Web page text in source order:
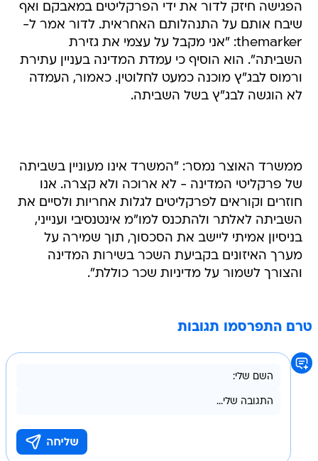
הפגישה חיזק לדור את ידי הפרקליטים במאבקם ואף
שיבח אותם על התנהלותם האחראית. לדור אמר ל-
themarker: "אני מקבל על עצמי את גזירת
השביתה". הוא הוסיף כי עמדת המדינה בעניין עתירת
ורמוס לבג"ץ מוכנה כמעט לחלוטין. כאמור, העמדה
לא הוגשה לבג"ץ בשל השביתה.
ממשרד האוצר נמסר: "המשרד אינו מעוניין בשביתה
של פרקליטי המדינה - לא ארוכה ולא קצרה. אנו
חוזרים וקוראים לפרקליטים לגלות אחריות ולסיים את
השביתה לאלתר ולהתכנס למו"מ אינטנסיבי וענייני,
בניסיון אמיתי ליישב את הסכסוך, תוך שמירה על
מערך האיזונים בקביעת השכר בשירות המדינה
והצורך לשמור על מדיניות שכר כוללת".
טרם התפרסמו תגובות